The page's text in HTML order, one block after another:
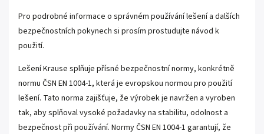
Pro podrobné informace o správném používání lešení a dalších
bezpečnostních pokynech si prosím prostudujte návod k
použití.
Lešení Krause splňuje přísné bezpečnostní normy, konkrétně
normu ČSN EN 1004-1, která je evropskou normou pro použití
lešení. Tato norma zajišťuje, že výrobek je navržen a vyroben
tak, aby splňoval vysoké požadavky na stabilitu, odolnost a
bezpečnost při používání. Normy ČSN EN 1004-1 garantují, že